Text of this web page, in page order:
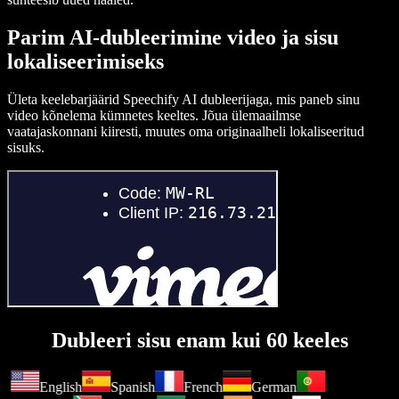
Parim AI-dubleerimine video ja sisu
lokaliseerimiseks
Ületa keelebarjäärid Speechify AI dubleerijaga, mis paneb sinu
video kõnelema kümnetes keeltes. Jõua ülemaailmse
vaatajaskonnani kiiresti, muutes oma originaalheli lokaliseeritud
sisuks.
Dubleeri sisu enam kui 60 keeles
English Spanish French
German